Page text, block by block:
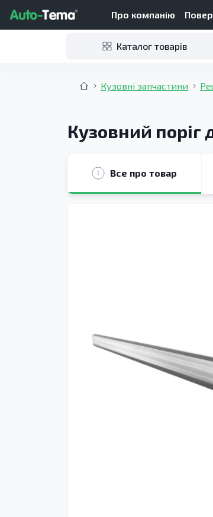
Про компанію
Каталог товарів
Кузовні запчастини
Кузовний поріг
Все про товар